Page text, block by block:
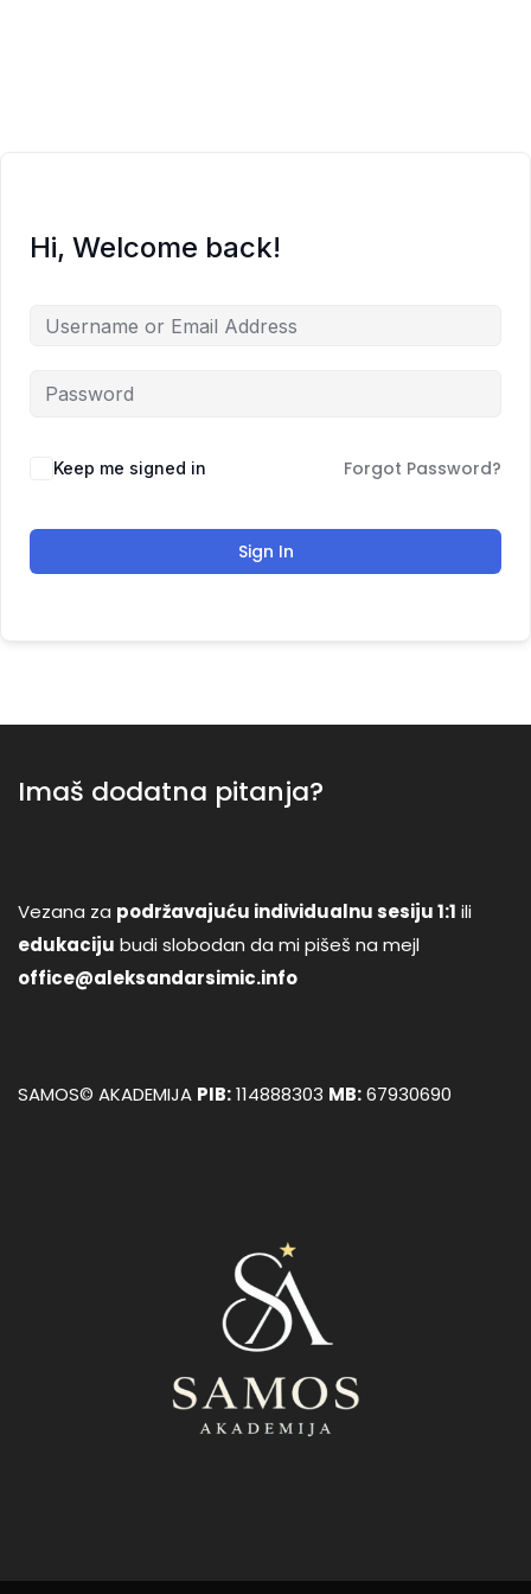
Besplatno
Blog
Zakaži sesiju
Hi, Welcome back!
Keep me signed in Forgot Password?
Sign In
Imaš dodatna pitanja?
Vezana za podržavajuću individualnu sesiju 1:1 ili
edukaciju budi slobodan da mi pišeš na mejl
office@aleksandarsimic.info
SAMOS© AKADEMIJA PIB:114888303 MB:67930690